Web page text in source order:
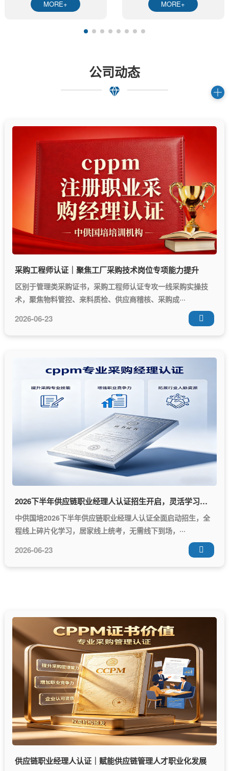
MORE+ MORE+
公司动态
采购工程师认证｜聚焦工厂采购技术岗位专项能力提升
区别于管理类采购证书，采购工程师认证专攻一线采购实操技
术，聚焦物料管控、来料质检、供应商稽核、采购成···
2026-06-23 
2026下半年供应链职业经理人认证招生开启，灵活学习模式适配在职从业者
中供国培2026下半年供应链职业经理人认证全面启动招生，全
程线上碎片化学习，居家线上统考，无需线下到场，···
2026-06-23 
供应链职业经理人认证｜赋能供应链管理人才职业化发展